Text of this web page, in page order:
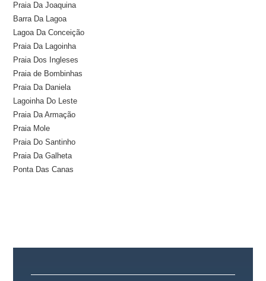
Praia Da Joaquina
Barra Da Lagoa
Lagoa Da Conceição
Praia Da Lagoinha
Praia Dos Ingleses
Praia de Bombinhas
Praia Da Daniela
Lagoinha Do Leste
Praia Da Armação
Praia Mole
Praia Do Santinho
Praia Da Galheta
Ponta Das Canas